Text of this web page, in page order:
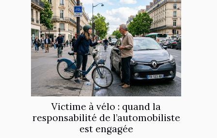
Victime à vélo : quand la
responsabilité de l’automobiliste
est engagée